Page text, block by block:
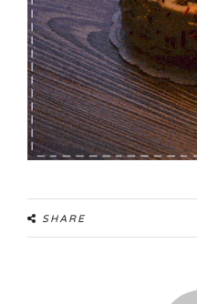
SHARE